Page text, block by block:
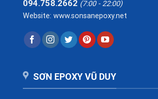
094.758.2662 (7:00 - 22:00)
Website: www.sonsanepoxy.net
SƠN EPOXY VŨ DUY